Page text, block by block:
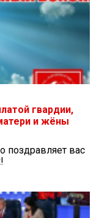
гвардии,
и жёны
поздравляет вас